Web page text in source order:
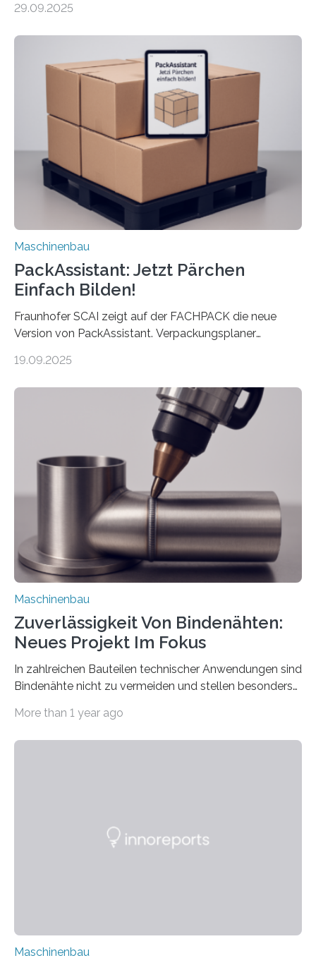
Mensch-Maschine-Schnittstelle so sehr vereinfacht,
Die zugrunde liegende Methodik lässt sich auf alle
anderen Maschinen übertragen. Eine Falzmaschine
umzurüsten ist ein Job für echte Profis. Eine solche
Maschine faltet in Druckereien Broschüren, Prospekte,
Landkarten und vieles mehr – mehrere Zehntausend
Exemplare pro Stunde. Je nach Maschinentyp und
Auftrag kann das Umrüsten…
29.09.2025
Maschinenbau
PackAssistant: Jetzt Pärchen
Einfach Bilden!
Fraunhofer SCAI zeigt auf der FACHPACK die neue
Version von PackAssistant. Verpackungsplaner
Automobil, Maschinenbau und in der Zulieferindustrie.
Teile als eine Einheit verpacken. Die Anordnung kann
der Benutzer vorgeben und erhält so mehr Kontrolle
über die Positionierung der Bauteile. Die ebenfalls neue
Automatisierungsschnittstelle dient dazu, die Software
besser in spezifische Unternehmensprozesse
einzubinden. Sankt Augustin – Zur Messe FACHPACK
vom 23. bis 25. September in Nürnberg…
19.09.2025
Maschinenbau
Zuverlässigkeit Von Bindenähten:
Neues Projekt Im Fokus
In zahlreichen Bauteilen technischer Anwendungen sind
Bindenähte nicht zu vermeiden und stellen besonders
Matrixmaterials eine große Herausforderung dar.
Durch den verstärkten Einsatz von Rezyklaten
More than 1 year ago
Maschinenbau